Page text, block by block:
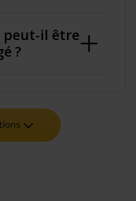
peut-il être
?